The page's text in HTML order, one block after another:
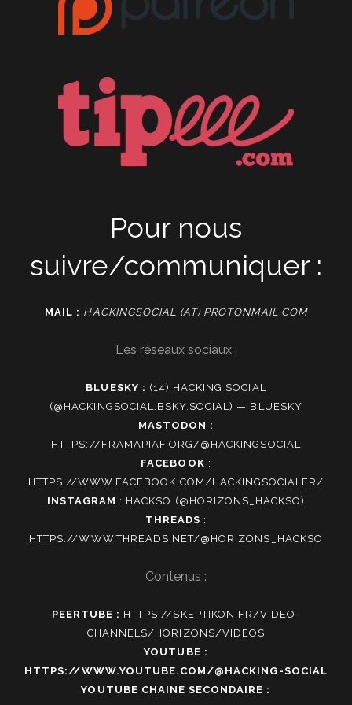
Pour nous
suivre/communiquer :
MAIL : HACKINGSOCIAL (AT) PROTONMAIL.COM
Les réseaux sociaux :
BLUESKY : (14) HACKING SOCIAL
(@HACKINGSOCIAL.BSKY.SOCIAL) — BLUESKY
MASTODON :
HTTPS://FRAMAPIAF.ORG/@HACKINGSOCIAL
FACEBOOK :
HTTPS://WWW.FACEBOOK.COM/HACKINGSOCIALFR/
INSTAGRAM : HACKSO (@HORIZONS_HACKSO)
THREADS :
HTTPS://WWW.THREADS.NET/@HORIZONS_HACKSO
Contenus :
PEERTUBE : HTTPS://SKEPTIKON.FR/VIDEO-
CHANNELS/HORIZONS/VIDEOS
YOUTUBE :
HTTPS://WWW.YOUTUBE.COM/@HACKING-SOCIAL
YOUTUBE CHAINE SECONDAIRE :